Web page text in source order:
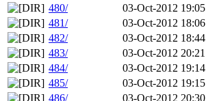
480/
03-Oct-2012 19:05
481/
03-Oct-2012 18:06
482/
03-Oct-2012 18:44
483/
03-Oct-2012 20:21
484/
03-Oct-2012 19:14
485/
03-Oct-2012 19:15
486/
03-Oct-2012 20:30